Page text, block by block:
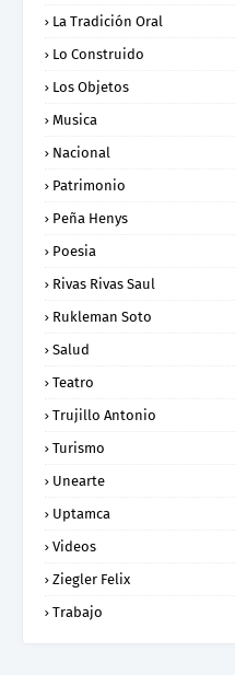
La Tradición Oral
Lo Construido
Los Objetos
Musica
Nacional
Patrimonio
Peña Henys
Poesia
Rivas Rivas Saul
Rukleman Soto
Salud
Teatro
Trujillo Antonio
Turismo
Unearte
Uptamca
Videos
Ziegler Felix
Trabajo